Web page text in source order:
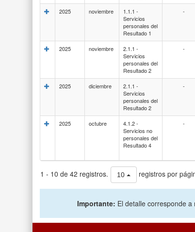
2025
noviembre
1.1.1 -
Servicios
personales del
Resultado 1
-
2025
noviembre
2.1.1 -
Servicios
personales del
Resultado 2
-
2025
diciembre
2.1.1 -
Servicios
personales del
Resultado 2
-
2025 octubre
4.1.2 -
Servicios no
personales del
Resultado 4
-
1 - 10 de 42 registros. 10 registros por
Importante: El detalle corresponde